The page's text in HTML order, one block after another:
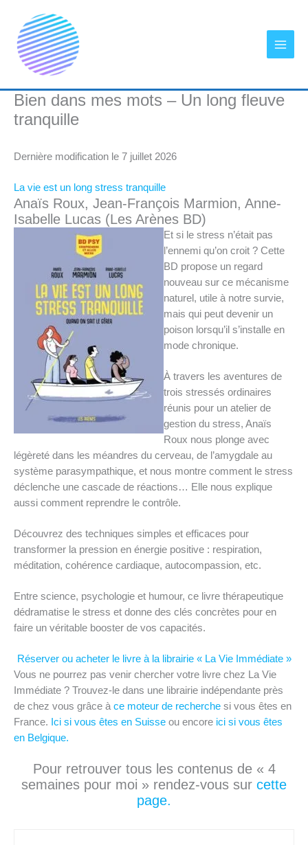
contenu
Bien dans mes mots – Un long fleuve
tranquille
Dernière modification le 7 juillet 2026
La vie est un long stress tranquille
Anaïs Roux, Jean-François Marmion, Anne-
Isabelle Lucas (Les Arènes BD)
Et si le stress n’était pas
l’ennemi qu’on croit ? Cette
BD propose un regard
nouveau sur ce mécanisme
naturel, utile à notre survie,
mais qui peut devenir un
poison lorsqu’il s’installe en
mode chronique.
À travers les aventures de
trois stressés ordinaires
réunis pour un atelier de
gestion du stress, Anaïs
Roux nous plonge avec
légèreté dans les méandres du cerveau, de l’amygdale au
système parasympathique, et nous montre comment le stress
déclenche une cascade de réactions… Elle nous explique
aussi comment reprendre le contrôle.
Découvrez des techniques simples et efficaces pour
transformer la pression en énergie positive : respiration,
méditation, cohérence cardiaque, autocompassion, etc.
Entre science, psychologie et humour, ce livre thérapeutique
dédramatise le stress et donne des clés concrètes pour en
faire un véritable booster de vos capacités.
Réserver ou acheter le livre à la librairie « La Vie Immédiate »
Vous ne pourrez pas venir chercher votre livre chez La Vie
Immédiate ? Trouvez-le dans une librairie indépendante près
de chez vous grâce à ce moteur de recherche si vous êtes en
France. Ici si vous êtes en Suisse ou encore ici si vous êtes
en Belgique.
Pour retrouver tous les contenus de « 4
semaines pour moi » rendez-vous sur cette
page.